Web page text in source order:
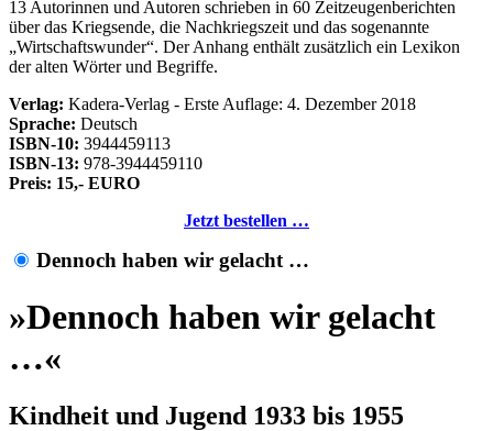
13 Autorinnen und Autoren schrieben in 60 Zeitzeugenberichten
über das Kriegsende, die Nachkriegszeit und das sogenannte
Wirtschaftswunder . Der Anhang enthält zusätzlich ein Lexikon
der alten Wörter und Begriffe.
Verlag: Kadera-Verlag - Erste Auflage: 4. Dezember 2018
Sprache: Deutsch
ISBN-10: 3944459113
ISBN-13: 978-3944459110
Preis: 15,- EURO
Jetzt bestellen …
Dennoch haben wir gelacht …
»Dennoch haben wir gelacht
…«
Kindheit und Jugend 1933 bis 1955